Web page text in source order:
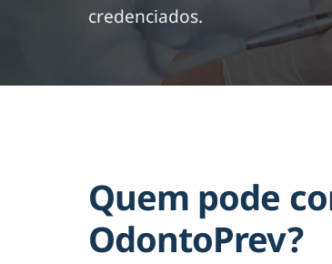
credenciados.
Quem pode
OdontoPrev?